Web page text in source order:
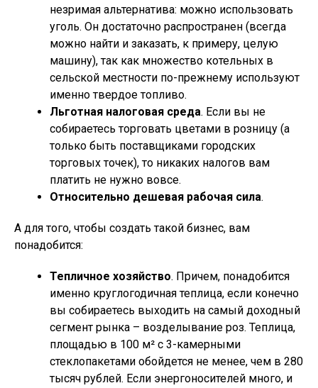
незримая альтернатива: можно использовать
уголь. Он достаточно распространен (всегда
можно найти и заказать, к примеру, целую
машину), так как множество котельных в
сельской местности по-прежнему используют
именно твердое топливо.
Льготная налоговая среда. Если вы не
собираетесь торговать цветами в розницу (а
только быть поставщиками городских
торговых точек), то никаких налогов вам
платить не нужно вовсе.
Относительно дешевая рабочая сила.
А для того, чтобы создать такой бизнес, вам
понадобится:
Тепличное хозяйство. Причем, понадобится
именно круглогодичная теплица, если конечно
вы собираетесь выходить на самый доходный
сегмент рынка – возделывание роз. Теплица,
площадью в 100 м² с 3-камерными
стеклопакетами обойдется не менее, чем в 280
тысяч рублей. Если энергоносителей много, и